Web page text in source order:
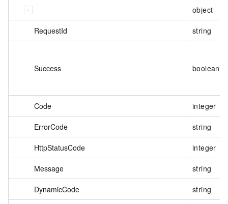
object
RequestId string
Success boolean
Code integer
ErrorCode string
HttpStatusCode integer
Message string
DynamicCode string